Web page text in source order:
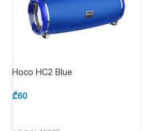
Hoco HC2 Blue
₾60